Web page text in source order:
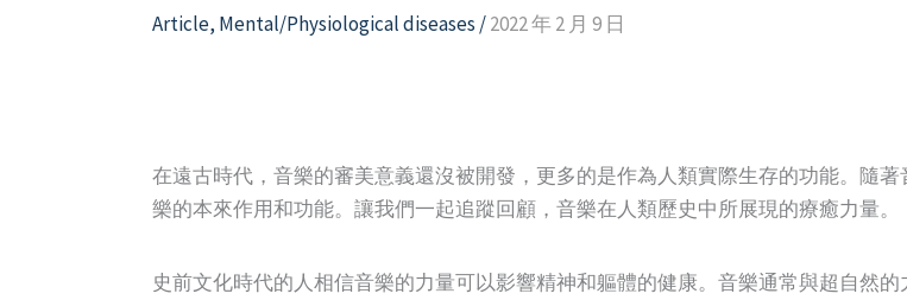
Article, Mental/Physiological diseases /2022 年 2 月 9 日
在遠古時代，音樂的審美意義還沒被開發，更多的是作為人類實際生存的功能。隨
樂的本來作用和功能。讓我們一起追蹤回顧，音樂在人類歷史中所展現的療癒力量。
史前文化時代的人相信音樂的力量可以影響精神和軀體的健康。音樂通常與超自然